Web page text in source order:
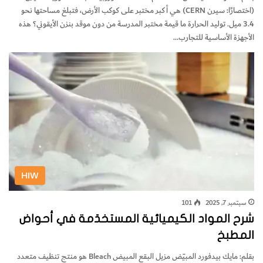
(اختصارًا: سيرن CERN) هي أكبر مختبر على كوكب الأرض، فتبلغ مساحتها نحو
3.4 ميل. توليد الحرارة ما قيمة مختبر المدرسة من دون موقد بنزن الأيقوني؟ هذه
الأجهزة الأساسية للتجارب…
HIW
سبتمبر 7, 2025 101
شرح المواد الكيميائية المستخدَمة في أحواض
المطبخ
بقلم: مايك بيدفورد المبيّض مزيل البقع المبيض Bleach هو منتج تنظيف متعدد